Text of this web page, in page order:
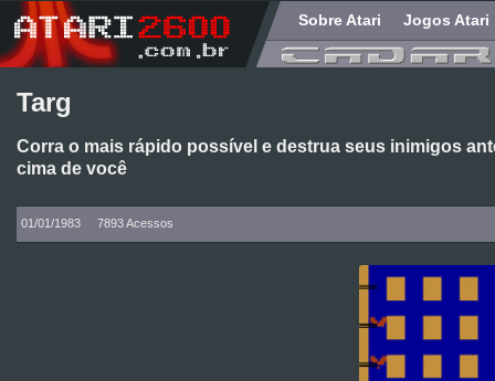
Sobre Atari Jogos Atari
Targ
Corra o mais rápido possível e destrua seus inimigos
cima de você
01/01/1983 7893 Acessos